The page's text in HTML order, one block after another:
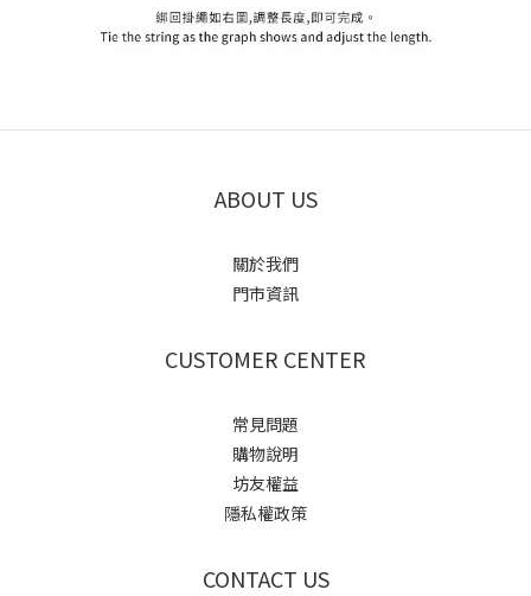
ABOUT US
關於我們
門市資訊
CUSTOMER CENTER
常見問題
購物說明
坊友權益
隱私權政策
CONTACT US